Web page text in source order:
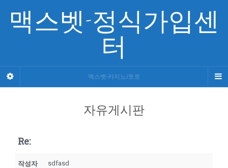
맥스벳-정식가입센
터
맥스벳-카지노/토토
자유게시판
Re:
작성자 sdfasd